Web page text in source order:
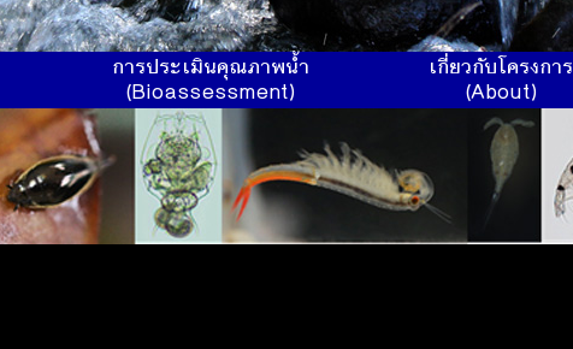
การประเมินคุณภาพน้ำ
(Bioassessment)
เกี่ยวกับโครงการ
(About)